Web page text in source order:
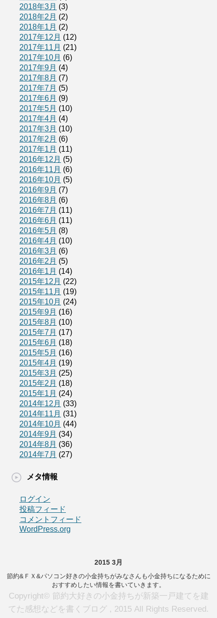
2018年3月 (3)
2018年2月 (2)
2018年1月 (2)
2017年12月 (12)
2017年11月 (21)
2017年10月 (6)
2017年9月 (4)
2017年8月 (7)
2017年7月 (5)
2017年6月 (9)
2017年5月 (10)
2017年4月 (4)
2017年3月 (10)
2017年2月 (6)
2017年1月 (11)
2016年12月 (5)
2016年11月 (6)
2016年10月 (5)
2016年9月 (7)
2016年8月 (6)
2016年7月 (11)
2016年6月 (11)
2016年5月 (8)
2016年4月 (10)
2016年3月 (6)
2016年2月 (5)
2016年1月 (14)
2015年12月 (22)
2015年11月 (19)
2015年10月 (24)
2015年9月 (16)
2015年8月 (10)
2015年7月 (17)
2015年6月 (18)
2015年5月 (16)
2015年4月 (19)
2015年3月 (25)
2015年2月 (18)
2015年1月 (24)
2014年12月 (33)
2014年11月 (31)
2014年10月 (44)
2014年9月 (34)
2014年8月 (36)
2014年7月 (27)
メタ情報
ログイン
投稿フィード
コメントフィード
WordPress.org
2015 3月
節約&ＦＸ&パソコン好きの小金持ちがみなさんも小金持ちになるために
おすすめしたい情報を書いていきます。
Copyright© 節約大好きの小金持ちが新築一戸建てを建
てた感想などを書くブログ , 2015 All Rights Reserved.